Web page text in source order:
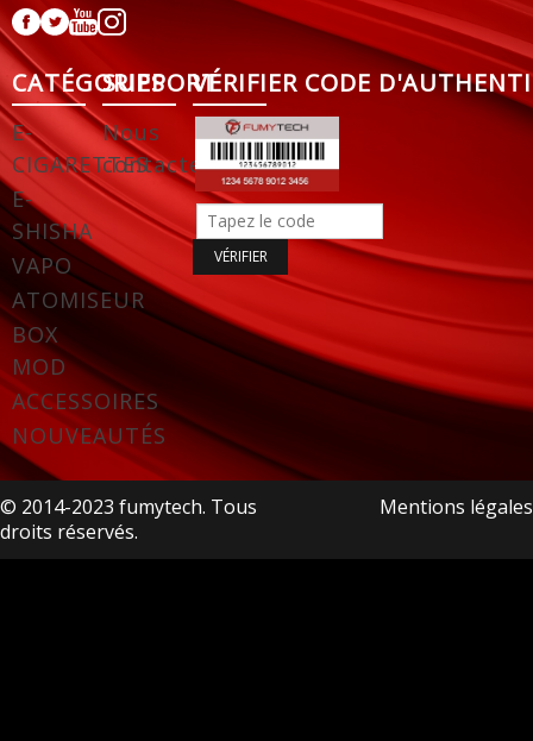
CATÉGORIES
E-
CIGARETTES
E-
SHISHA
VAPO
ATOMISEUR
BOX
MOD
ACCESSOIRES
NOUVEAUTÉS
SUPPORT
Nous
contacter
VÉRIFIER CODE
© 2014-2023 fumytech. Tous
droits réservés.
Mentions légales